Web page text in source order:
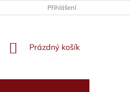
Přihlášení
NÁKUPNÍ
Prázdný košík